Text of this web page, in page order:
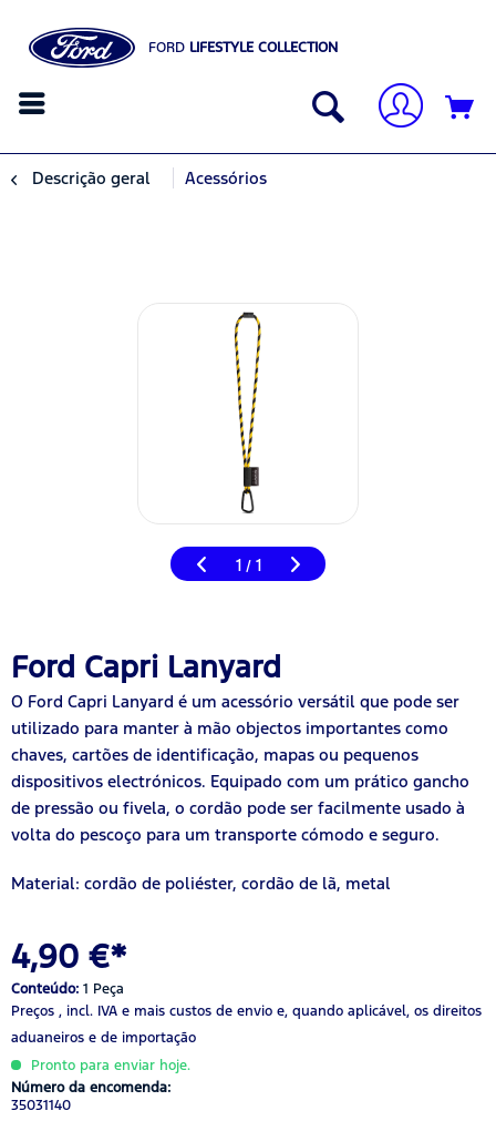
FORD LIFESTYLE COLLECTION
Descrição geral Acessórios
1 / 1
Ford Capri Lanyard
O Ford Capri Lanyard é um acessório versátil que pode ser
utilizado para manter à mão objectos importantes como
chaves, cartões de identificação, mapas ou pequenos
dispositivos electrónicos. Equipado com um prático gancho
de pressão ou fivela, o cordão pode ser facilmente usado à
volta do pescoço para um transporte cómodo e seguro.
Material: cordão de poliéster, cordão de lã, metal
4,90 €*
Conteúdo: 1 Peça
Preços , incl. IVA e mais custos de envio e, quando aplicável, os direitos
aduaneiros e de importação
Pronto para enviar hoje.
Número da encomenda:
35031140